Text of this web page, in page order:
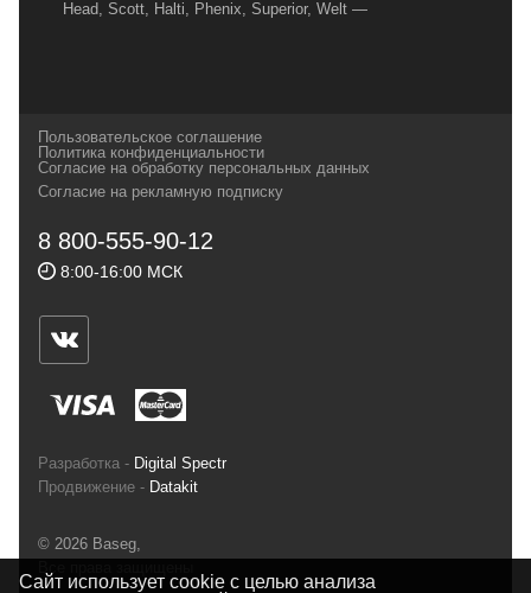
Head, Scott, Halti, Phenix, Superior, Welt —
и взыскательных путешественников,
спортсменов и отдыхающих.
Геннадьевич
ИНН 590300057023 ОГРН 304590319000121
ул.Советская, 25, магазин Басег.
Тел./факс (342) 2101242
Пользовательское соглашение
Политика конфиденциальности
Согласие на обработку персональных данных
Согласие на рекламную подписку
8 800-555-90-12
8:00-16:00 МСК
Разработка - Digital Spectr
Продвижение - Datakit
© 2026 Baseg,
Сайт использует cookie с целью анализа